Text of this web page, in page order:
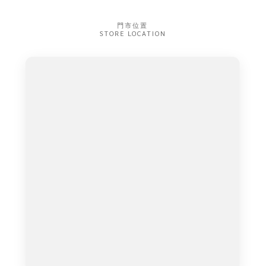
門市位置
STORE LOCATION